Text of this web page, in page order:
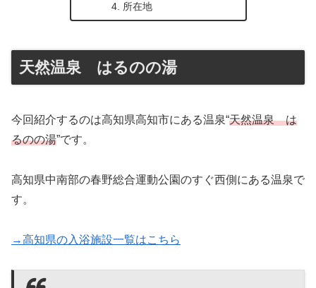
所在地
天然温泉 はるのの湯
今回紹介するのは高知県高知市にある温泉“天然温泉 は
るのの湯”です。
高知県中南部の春野総合運動公園のすぐ西側にある温泉で
す。
→高知県の入浴施設一覧はこちら